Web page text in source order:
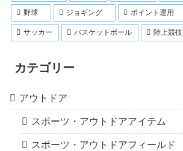
野球 ジョギング ポイント運用
サッカー バスケットボール 陸上競技
カテゴリー
アウトドア
スポーツ・アウトドアアイテム
スポーツ・アウトドアフィールド